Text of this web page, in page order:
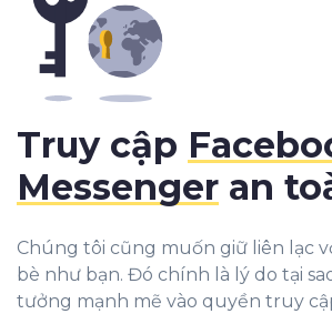
Truy cập
Messenger an
Chúng tôi cũng muốn giữ liên lạc
bè như bạn. Đó chính là lý do tại
tưởng mạnh mẽ vào quyền truy